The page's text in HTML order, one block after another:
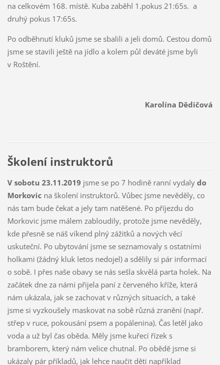
na celkovém 168. místě. Kuba zaběhl 1.pokus 21:65s. a
druhý pokus 17:65s.
Po odběhnutí kluků jsme se sbalili a jeli domů. Cestou domů
jsme se stavili ještě na jídlo a kolem půl deváté jsme byli
v Roštění.
Karolína Dědičová
Školení instruktorů
V sobotu 23.11.2019 jsme se po 7 hodině ranní vydaly do
Morkovic na školení instruktorů. Vůbec jsme nevěděly, co
nás tam bude čekat a jely tam natěšené. Po příjezdu do
Morkovic jsme málem zabloudily, protože jsme nevěděly,
kde přesně se náš víkend plný zážitků a nových věcí
uskuteční. Po ubytování jsme se seznamovaly s ostatními
holkami (žádný kluk letos nedojel) a sdělily si pár informací
o sobě. I přes naše obavy se nás sešla skvělá parta holek. Na
začátek dne za námi přijela paní z červeného kříže, která
nám ukázala, jak se zachovat v různých situacích, a také
jsme si vyzkoušely maskovat na sobě různá zranění (např.
střep v ruce, pokousání psem a popálenina). Čas letěl jako
voda a už byl čas oběda. Měly jsme kuřecí řízek s
bramborem, který nám velice chutnal. Po obědě jsme si
ukázaly pár příkladů, jak lehce naučit děti například